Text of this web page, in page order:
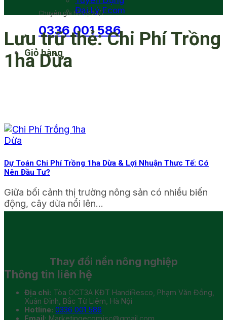
Chuyên gia hỗ trợ 24/7
0336 001 586
Giỏ hàng
Đại Lý Ecom
Lưu trữ thẻ:Chi Phí Trồng
1ha Dừa
Dự Toán Chi Phí Trồng 1ha Dừa & Lợi Nhuận Thực Tế: Có
Nên Đầu Tư?
Giữa bối cảnh thị trường nông sản có nhiều biến
động, cây dừa nổi lên...
Thay đổi nền nông nghiệp
Thông tin liên hệ
Địa chỉ: Tòa OCT3A KĐT HandiResco, Phạm Văn Đồng,
Xuân Đỉnh, Bắc Từ Liêm, Hà Nội
Hotline: 0336 001 586
Email: Marketingecomjsc@gmail.com